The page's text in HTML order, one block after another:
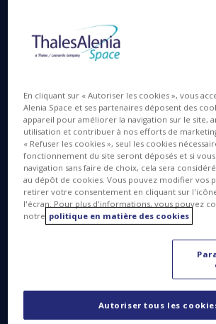
Une immersion dans
salles blanches de
Alenia Space :
Mr Jacques Wagner a visité les
l’établissement et a été impressionné
faire de Thales Alenia Space, en
domaines des télécommunications
l’Observation de la Terre, qui se
En cliquant sur « Autoriser les cookies », vous
Alenia Space et ses partenaires déposent des
appareil pour améliorer la navigation sur le site,
utilisation et contribuer à nos efforts de
« Refuser les cookies », seul les cookies
fonctionnement du site seront déposés et si
navigation sans faire de choix, cela sera
au dépôt de cookies. Vous pouvez modifier vos
retirer votre consentement en cliquant sur
l'écran. Pour plus d'informations, vous pouvez
notre politique en matière des cookies
Autoriser tous les